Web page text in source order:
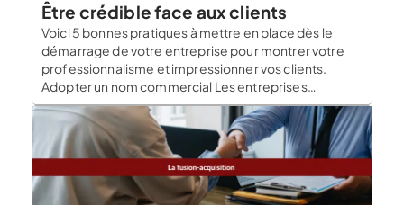
Être crédible face aux clients
Voici 5 bonnes pratiques à mettre en place dès le
démarrage de votre entreprise pour montrer votre
professionnalisme et impressionner vos clients.
Adopter un nom commercial Les entreprises
individuelles et les auto-entreprises n’ont pas de
dénomination sociale à proprement parler (ce terme
est utilisé pour une société). Leur nom juridique est
celui de leur dirigeant, […]